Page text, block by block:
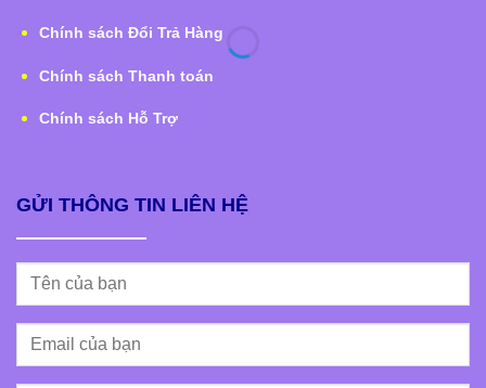
Chính sách Đổi Trả Hàng
Chính sách Thanh toán
Chính sách Hỗ Trợ
GỬI THÔNG TIN LIÊN HỆ